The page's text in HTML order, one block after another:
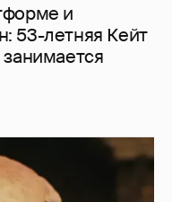
и
53-летняя Кейт